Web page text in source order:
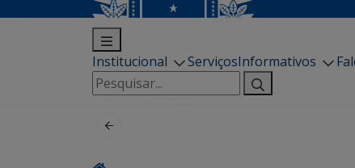
Institucional ServiçosInformativos
Pesquisar
por: